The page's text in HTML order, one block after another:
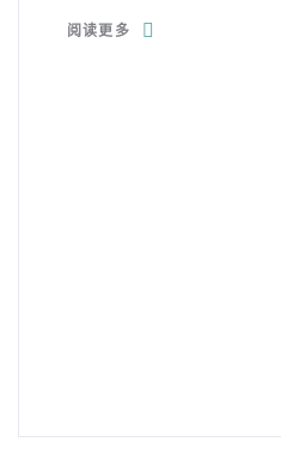
阅读更多